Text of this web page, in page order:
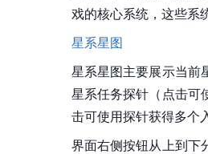
戏的核心系统，这些系
星系星图
星系星图主要展示当前
星系任务探针（点击可
击可使用探针获得多个
界面右侧按钮从上到下